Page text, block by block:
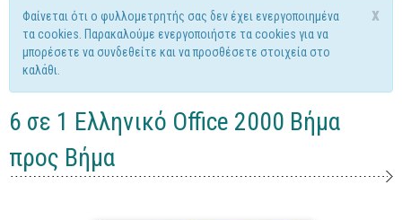
Windows
Linux
Unix
Microsoft Office
Office
x
Μήνυμα προειδοποίησης
Φαίνεται ότι ο φυλλομετρητής σας δεν έχει ενεργοποιημένα
τα cookies. Παρακαλούμε ενεργοποιήστε τα cookies για να
μπορέσετε να συνδεθείτε και να προσθέσετε στοιχεία στο
καλάθι.
6 σε 1 Ελληνικό Office 2000 Βήμα
προς Βήμα